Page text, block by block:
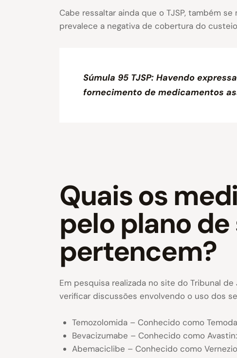
Cabe ressaltar ainda que o TJSP, também
prevalece a negativa de cobertura do
Súmula 95 TJSP: Havendo
fornecimento de medicamentos
Quais os
pelo plano
pertencem?
Em pesquisa realizada no site do Tribunal
verificar discussões envolvendo o uso dos
Temozolomida – Conhecido como
Bevacizumabe – Conhecido como
Abemaciclibe – Conhecido como